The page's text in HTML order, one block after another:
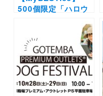
500個限定「ハロウ
スマスBOX」販売開
始！可愛い装飾品か
らわんこ用グッズま
で盛りだくさん